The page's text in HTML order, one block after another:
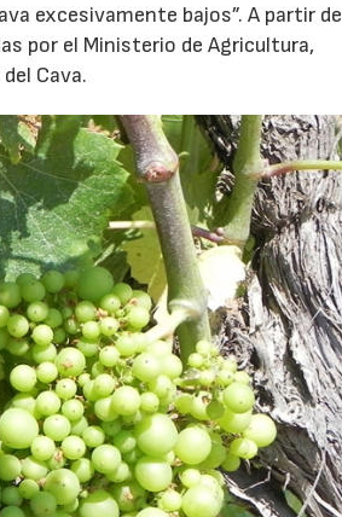
excesivamente bajos”. A partir de
por el Ministerio de Agricultura,
Cava.